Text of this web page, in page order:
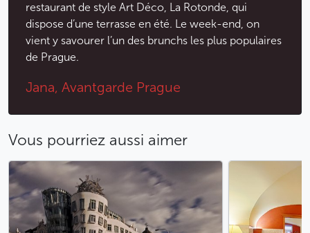
restaurant de style Art Déco, La Rotonde, qui
dispose d’une terrasse en été. Le week-end, on
vient y savourer l’un des brunchs les plus populaires
de Prague.
Jana, Avantgarde Prague
Vous pourriez aussi aimer